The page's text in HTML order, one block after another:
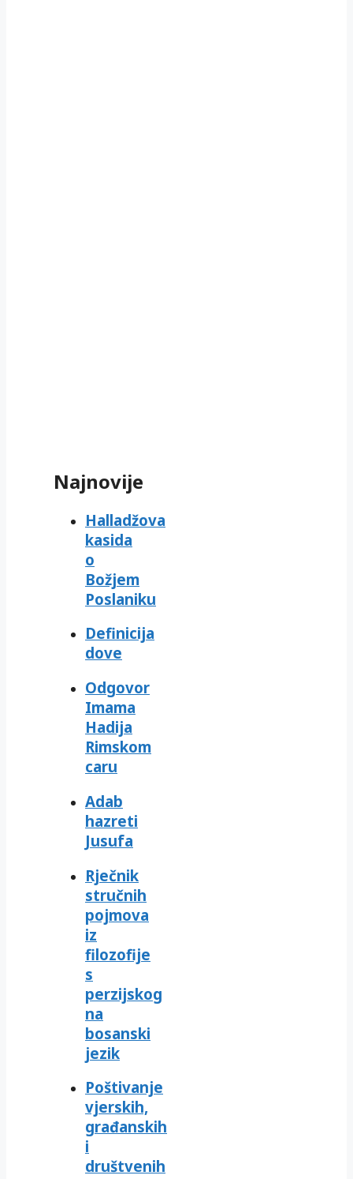
Najnovije
Halladžova
kasida
o
Božjem
Poslaniku
Definicija
dove
Odgovor
Imama
Hadija
Rimskom
caru
Adab
hazreti
Jusufa
Rječnik
stručnih
pojmova
iz
filozofije
s
perzijskog
na
bosanski
jezik
Poštivanje
vjerskih,
građanskih
i
društvenih